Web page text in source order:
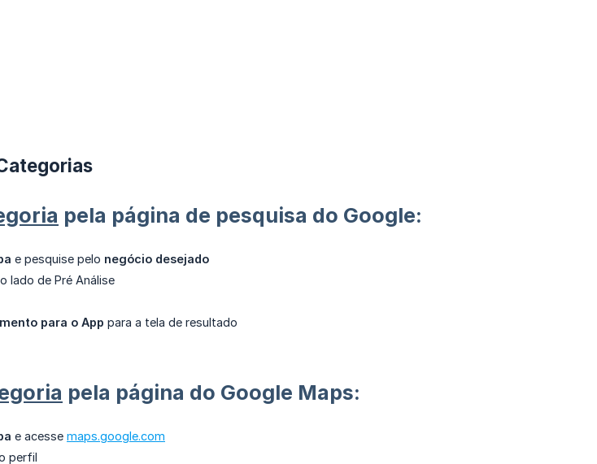
pela página de pesquisa do Google:
e pesquise pelo negócio desejado
lado de Pré Análise
para o App para a tela de resultado
pela página do Google Maps:
e acesse maps.google.com
perfil